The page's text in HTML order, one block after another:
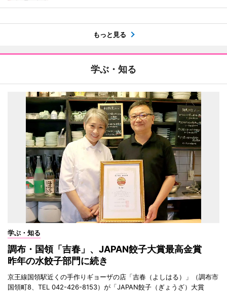
もっと見る
学ぶ・知る
学ぶ・知る
調布・国領「吉春」、JAPAN餃子大賞最高金賞
昨年の水餃子部門に続き
京王線国領駅近くの手作りギョーザの店「吉春（よしはる）」（調布市
国領町8、TEL 042-426-8153）が「JAPAN餃子（ぎょうざ）大賞